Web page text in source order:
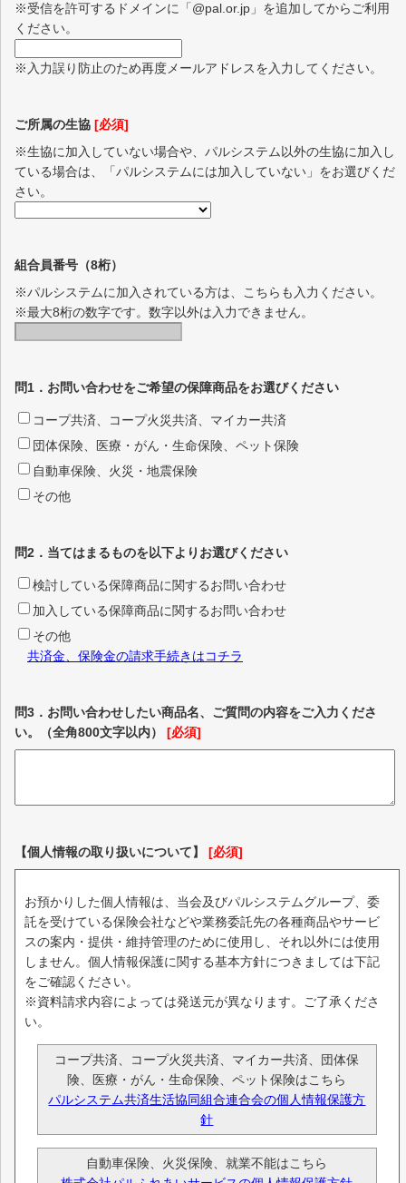
※受信を許可するドメインに「@pal.or.jp」を追加してからご利用
ください。
※入力誤り防止のため再度メールアドレスを入力してください。
ご所属の生協 [必須]
※生協に加入していない場合や、パルシステム以外の生協に加入し
ている場合は、「パルシステムには加入していない」をお選びくだ
さい。
組合員番号（8桁）
※パルシステムに加入されている方は、こちらも入力ください。
※最大8桁の数字です。数字以外は入力できません。
問1．お問い合わせをご希望の保障商品をお選びください
コープ共済、コープ火災共済、マイカー共済
団体保険、医療・がん・生命保険、ペット保険
自動車保険、火災・地震保険
その他
問2．当てはまるものを以下よりお選びください
検討している保障商品に関するお問い合わせ
加入している保障商品に関するお問い合わせ
その他
共済金、保険金の請求手続きはコチラ
問3．お問い合わせしたい商品名、ご質問の内容をご入力くださ
い。（全角800文字以内） [必須]
【個人情報の取り扱いについて】 [必須]
お預かりした個人情報は、当会及びパルシステムグループ、委
託を受けている保険会社などや業務委託先の各種商品やサービ
スの案内・提供・維持管理のために使用し、それ以外には使用
しません。個人情報保護に関する基本方針につきましては下記
をご確認ください。
※資料請求内容によっては発送元が異なります。ご了承くださ
い。
コープ共済、コープ火災共済、マイカー共済、団体保
険、医療・がん・生命保険、ペット保険はこちら
パルシステム共済生活協同組合連合会の個人情報保護方
針
自動車保険、火災保険、就業不能はこちら